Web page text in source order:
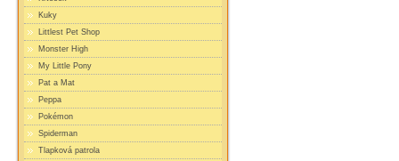
Kuky
Littlest Pet Shop
Monster High
My Little Pony
Pat a Mat
Peppa
Pokémon
Spiderman
Tlapková patrola